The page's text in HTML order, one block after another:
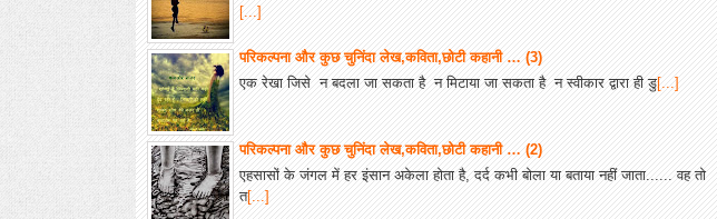
[...]
परिकल्पना और कुछ चुनिंदा लेख,कविता,छोटी कहानी … (3)
एक रेखा जिसे न बदला जा सकता है न मिटाया जा सकता है न स्वीकार द्वारा ही डु[...]
परिकल्पना और कुछ चुनिंदा लेख,कविता,छोटी कहानी … (2)
एहसासों के जंगल में हर इंसान अकेला होता है, दर्द कभी बोला या बताया नहीं जाता...... वह तो
त[...]